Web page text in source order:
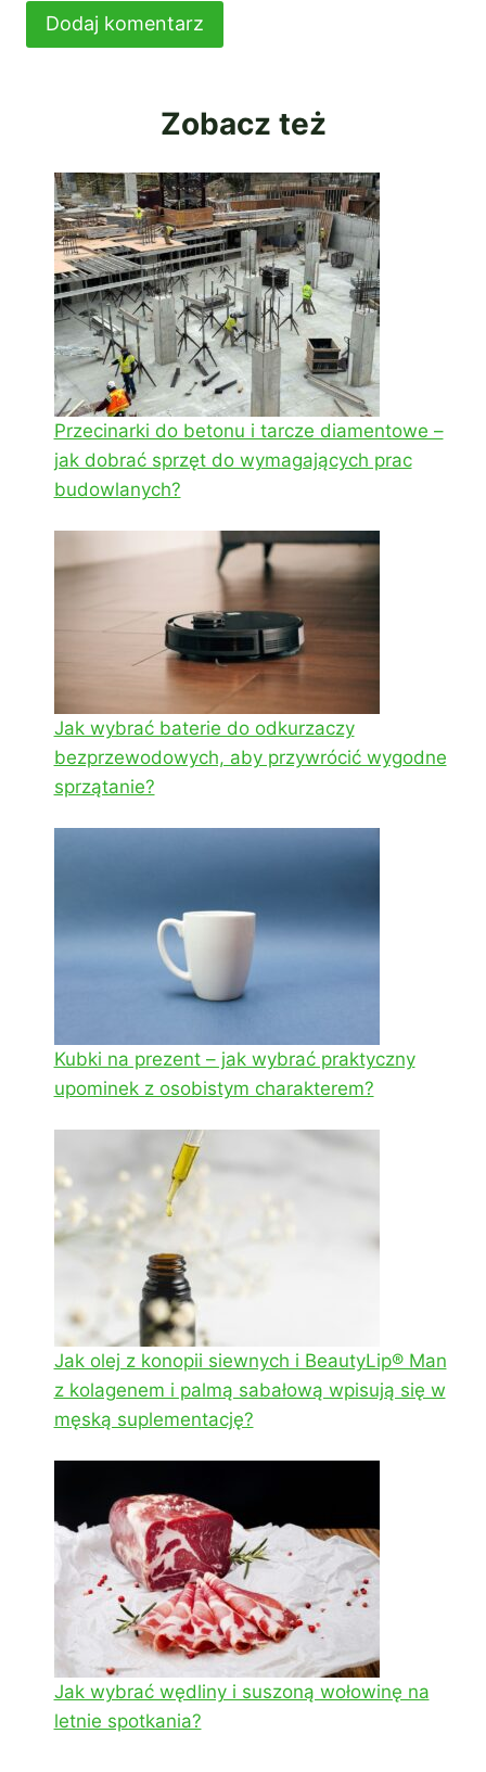
Zobacz też
Przecinarki do betonu i tarcze diamentowe –
jak dobrać sprzęt do wymagających prac
budowlanych?
Jak wybrać baterie do odkurzaczy
bezprzewodowych, aby przywrócić wygodne
sprzątanie?
Kubki na prezent – jak wybrać praktyczny
upominek z osobistym charakterem?
Jak olej z konopii siewnych i BeautyLip® Man
z kolagenem i palmą sabałową wpisują się w
męską suplementację?
Jak wybrać wędliny i suszoną wołowinę na
letnie spotkania?